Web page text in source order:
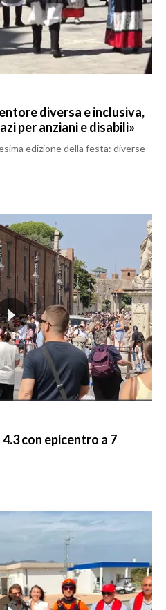
diversa e inclusiva,
per anziani e disabili»
edizione della festa: diverse
con epicentro a 7